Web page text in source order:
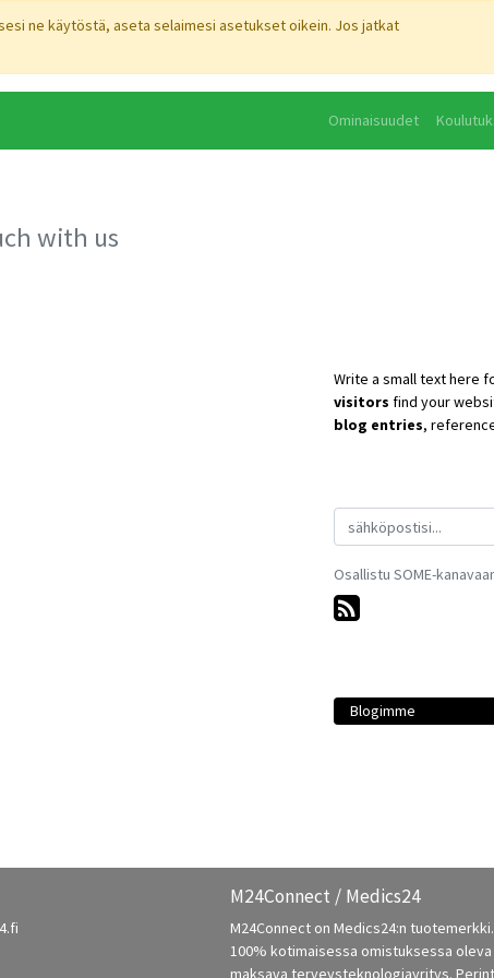
ne käytöstä, aseta selaimesi asetukset oikein. Jos jatkat
Ominaisuudet
with us
Write a small text here
visitors find your
blog entries,
Osallistu SOME-
Blogimme
M24Connect / Medics24
M24Connect on Medics24:n
100% kotimaisessa omistuksessa
maksava terveysteknologiayritys.